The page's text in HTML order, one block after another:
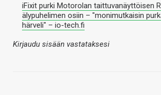
iFixit purki Motorolan taittuvanäyttöisen
älypuhelimen osiin – "monimutkaisin
härveli" – io-tech.fi
Kirjaudu sisään vastataksesi